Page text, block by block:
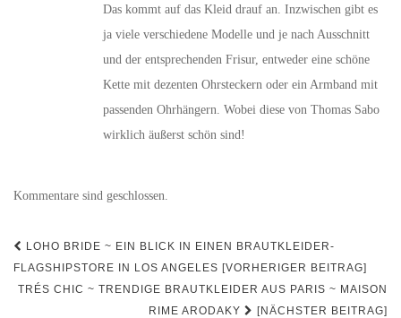
Das kommt auf das Kleid drauf an. Inzwischen gibt es
ja viele verschiedene Modelle und je nach Ausschnitt
und der entsprechenden Frisur, entweder eine schöne
Kette mit dezenten Ohrsteckern oder ein Armband mit
passenden Ohrhängern. Wobei diese von Thomas Sabo
wirklich äußerst schön sind!
Kommentare sind geschlossen.
Beitrags-
Navigation
LOHO BRIDE ~ EIN BLICK IN EINEN BRAUTKLEIDER-
FLAGSHIPSTORE IN LOS ANGELES [VORHERIGER BEITRAG]
TRÉS CHIC ~ TRENDIGE BRAUTKLEIDER AUS PARIS ~ MAISON
RIME ARODAKY
[NÄCHSTER BEITRAG]